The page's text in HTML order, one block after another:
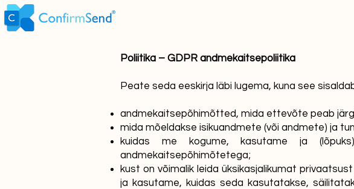
Poliitika – GDPR andmekaitsepoliitika
Peate seda eeskirja läbi lugema, kuna see
andmekaitsepõhimõtted, mida ettevõte peab
mida mõeldakse isikuandmete (või andmete) ja
kuidas me kogume, kasutame ja
andmekaitsepõhimõtetega;
kust on võimalik leida üksikasjalikumat
ja kasutame, kuidas seda kasutatakse,